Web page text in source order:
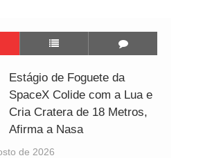
Estágio de Foguete da
SpaceX Colide com a Lua e
Cria Cratera de 18 Metros,
Afirma a Nasa
de 2026